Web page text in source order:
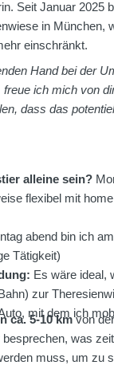
Seit Januar 2025
in München,
einschränkt.
Hand bei der
ich mich von
dass das
alleine sein?
flexibel mit
abend bin ich
Tätigkeit)
Es wäre ideal,
zur
mit dem ich
ca. 5-10 kmvon
was
muss, um zu